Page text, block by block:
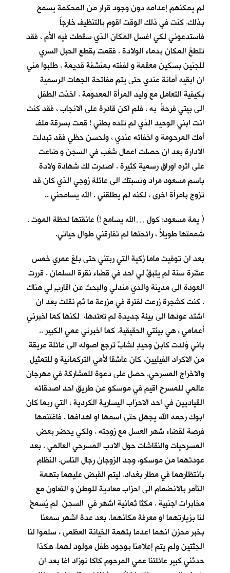
لم يمكنهم إعدامه دون وجود قرار من المحكمة يسمح
بذلك. كنت في ذلك الوقت اقوم بالتنظيف خارجاً
فاستدعوني لكي اغسل المكان الذي سقطت فيه الأم ، فقد
تلطخ المكان بدماء الولادة . فقمت بقطع الحبل السري
للجنين بسكين معقمة و لففته بمنشفة قديمة . طلبوا مني
ان ابقيه أمانة عندي حتى يتم مفاتحة الجهات الرسمية
بكيفية التعامل مع وليد المرأة المعدومة . اخذت الطفل
الى بيتي فرحةً به ، فلم اكن قادرة على الانجاب ، فقد كنت
انت ابني الوحيد الذي لم تلده بطني ! قمت بسرقة ملف
أمك المرحومة و اخفائه عندي ، ولحسن حظي فقد تبدلت
الادارة بعد ان حصلت اعمال شغب في السجن و ضاعت
على اثره اوراق رسمية كثيرة . اصدرت لك شهادة ولادة
باسم مسعود مراد ونسبتك الى عائلة زوجي الذي كان قد
تزوج بامرأة اخرى ، لكنه لم يطلقني . الله يسامحني ..
( يمة مسعود: كول …الله يسامح !) عانقتها لحظة الموت ،
شممتها طويلاً ، رائحتها لم تفارقني طوال حياتي.
بعد ان توفيت ماما زكية التي ربتني حتى بلغ عمري خمس
عشْرة سنة لم يتبقَّ لي احد في قضاء نقرة السلمان . قررت
العودة الى مدينة والدي مندلي والبحث عن اقاربٍ لي هناك
. كنت كشجرة زرعت لفترة في مزرعة ما ثم نقلت بعد ان
اشتد عودها الى بيئة جديدة لم تعتدها، لكنها كما اخبرني
أعمامي ، هي بيئتي الحقيقية. كما اخبرني عمي الكبير ..
باني وُلدت كابنٍ وحيدٍ لشابٍّ ترجع اصوله الى عائلة عريقة
من الاكراد الفيليين. كان عاشقا لأمي التركمانية و للتمثيل
والاخراج المسرحي. حصل على دعوة للمشاركة في مهرجان
عالمي للمسرح اقيم في موسكو عن طريق احد اصدقائه
القياديين في احد الاحزاب اليسارية الكردية ، التي ربما كان
ابوك رحمه الله يجهل حتى اسمها او اهدافها . فاغتنمها
فرصة لقضاء شهر العسل مع زوجته . ولكي يحضر بعض
المسرحيات والنقاشات حول الادب المسرحي العالمي . بعد
عودتهما من موسكو، وجد الزوجان رجال الناس. النظام
بانتظارهما في مطار بغداد. ليتم القبض عليهما بتهمة
التآمر بالانضمام الى احزاب معادية للوطن و التعاون مع
مخابرات اجنبية . مكثا ثمانية اشهر في السجن لم يُسمحْ
لنا بزيارتهما او معرفة مكانهما. بعد عدة اشهر سمعنا
بخبر محزن انهما اعدما بتهمة الخيانة العظمى ، سلموا لنا
الجثتين ولم يتم إعلامنا بوجود طفل مولود لهما. هكذا
حدثني كبير عائلتنا عمي المرحوم كاكا نوزاد اغا بعد ان